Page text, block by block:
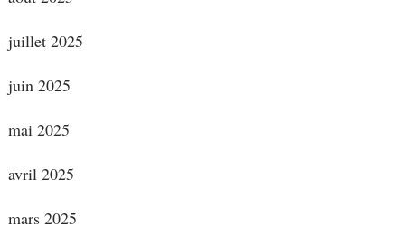
juillet 2025
juin 2025
mai 2025
avril 2025
mars 2025